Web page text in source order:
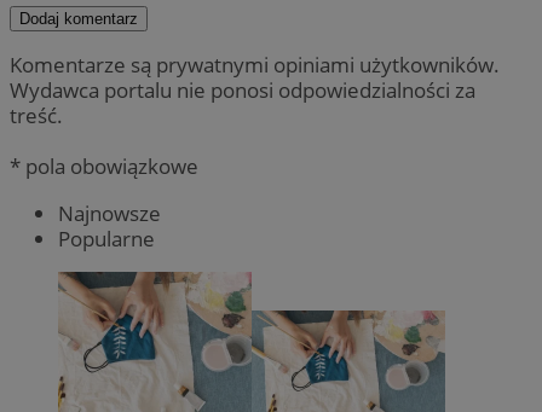
Dodaj komentarz
Komentarze są prywatnymi opiniami użytkowników.
Wydawca portalu nie ponosi odpowiedzialności za
treść.
* pola obowiązkowe
Najnowsze
Popularne